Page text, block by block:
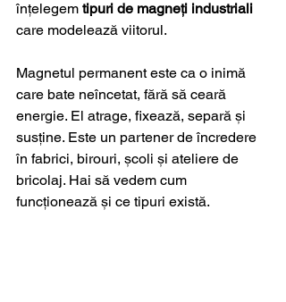
înțelegem tipuri de magneți industriali
care modelează viitorul.
Magnetul permanent este ca o inimă
care bate neîncetat, fără să ceară
energie. El atrage, fixează, separă și
susține. Este un partener de încredere
în fabrici, birouri, școli și ateliere de
bricolaj. Hai să vedem cum
funcționează și ce tipuri există.